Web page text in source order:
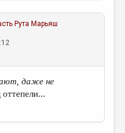
Рута Марьяш
даже не